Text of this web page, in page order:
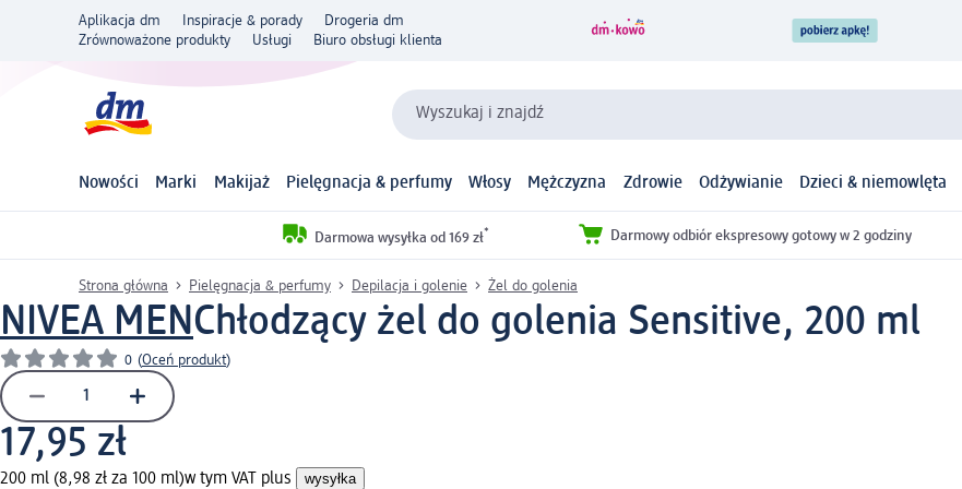
Aplikacja dm Inspiracje & porady
Drogeria dm
Zrównoważone produkty
Usługi Biuro obsługi klienta
Wyszukaj i znajdź
Nowości Marki Makijaż Pielęgnacja & perfumy Włosy Mężczyzna Zdrowie Odżywianie Dzieci & niemowlęta
Darmowa wysyłka od 169 zł* Darmowy odbiór ekspresowy gotowy w 2 godziny
Strona główna Pielęgnacja & perfumy Depilacja i golenie Żel do golenia
NIVEA MENChłodzący żel do golenia Sensitive, 200 ml
0 (Oceń produkt)
17,95 zł
200 ml (8,98 zł za 100 ml)w tym VAT plus wysyłka